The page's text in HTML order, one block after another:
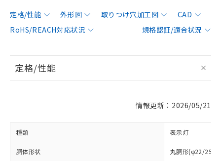
定格/性能 外形図 取りつけ穴加工図
CAD
RoHS/REACH対応状況
規格認証/適合状況
定格/性能
情報更新：2026/05/21
種類 表示灯
胴体形状 丸胴形(φ22/